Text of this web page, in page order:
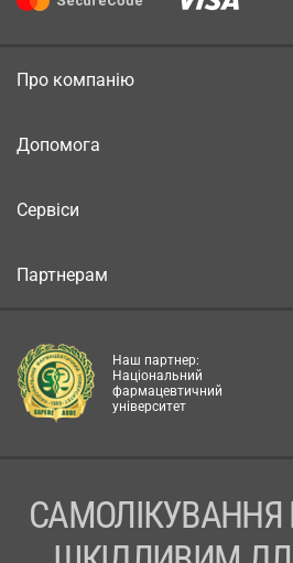
Про компанію
Допомога
Сервіси
Партнерам
Наш партнер:
Національний
фармацевтичний
університет